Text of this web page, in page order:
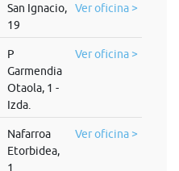
San Ignacio,
19
Ver oficina >
P
Garmendia
Otaola, 1 -
Izda.
Ver oficina >
Nafarroa
Etorbidea,
1
Ver oficina >